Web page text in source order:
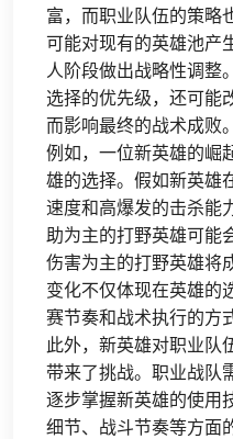
富，而职业队伍的策略
可能对现有的英雄池产
人阶段做出战略性调整
选择的优先级，还可能
而影响最终的战术成败。
例如，一位新英雄的崛
雄的选择。假如新英雄
速度和高爆发的击杀能
助为主的打野英雄可能
伤害为主的打野英雄将
变化不仅体现在英雄的
赛节奏和战术执行的方
此外，新英雄对职业队
带来了挑战。职业战队
逐步掌握新英雄的使用
细节、战斗节奏等方面